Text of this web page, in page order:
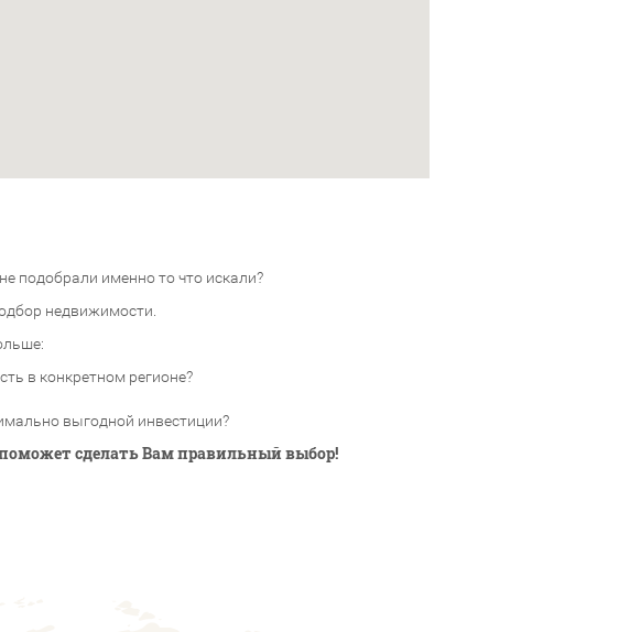
подобрали именно то что искали?
недвижимости.
в конкретном регионе?
выгодной инвестиции?
сделать Вам правильный выбор!